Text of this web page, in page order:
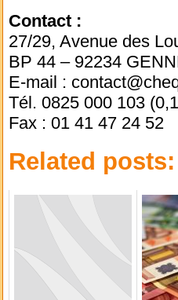
Contact :
27/29, Avenue des
BP 44 – 92234
E-mail :
Tél. 0825 000 103
Fax : 01 41 47 24 52
Related posts: